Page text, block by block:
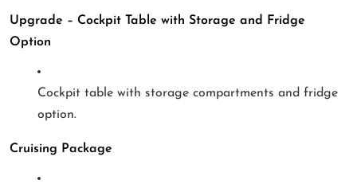
Upgrade – Cockpit Table with Storage and Fridge
Option
Cockpit table with storage compartments and fridge
option.
Cruising Package